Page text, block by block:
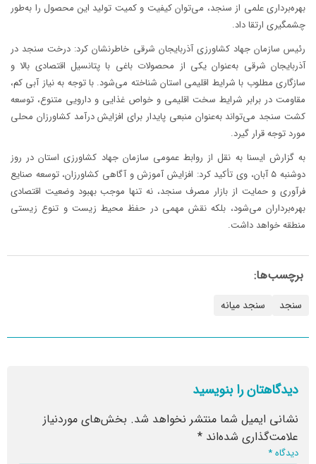
بهره‌برداری علمی از سنجد، می‌توان کیفیت و کمیت تولید این محصول را به‌طور
چشمگیری ارتقا داد.
رئیس سازمان جهاد کشاورزی آذربایجان شرقی خاطرنشان کرد: درخت سنجد در
آذربایجان شرقی به‌عنوان یکی از محصولات باغی با پتانسیل اقتصادی بالا و
سازگاری مطلوب با شرایط اقلیمی استان شناخته می‌شود. با توجه به نیاز آبی کم،
مقاومت در برابر شرایط سخت اقلیمی و خواص غذایی و دارویی متنوع، توسعه
کشت سنجد می‌تواند به‌عنوان منبعی پایدار برای افزایش درآمد کشاورزان محلی
مورد توجه قرار گیرد.
به گزارش ایسنا به نقل از روابط عمومی سازمان جهاد کشاورزی استان در روز
دوشنبه ۵ آبان، وی تأکید کرد: افزایش آموزش و آگاهی کشاورزان، توسعه صنایع
فرآوری و حمایت از بازار مصرف سنجد، نه تنها موجب بهبود وضعیت اقتصادی
بهره‌برداران می‌شود، بلکه نقش مهمی در حفظ محیط زیست و تنوع زیستی
منطقه خواهد داشت.
برچسب‌ها:
سنجد سنجد میانه
دیدگاهتان را بنویسید
نشانی ایمیل شما منتشر نخواهد شد. بخش‌های موردنیاز
علامت‌گذاری شده‌اند *
دیدگاه*